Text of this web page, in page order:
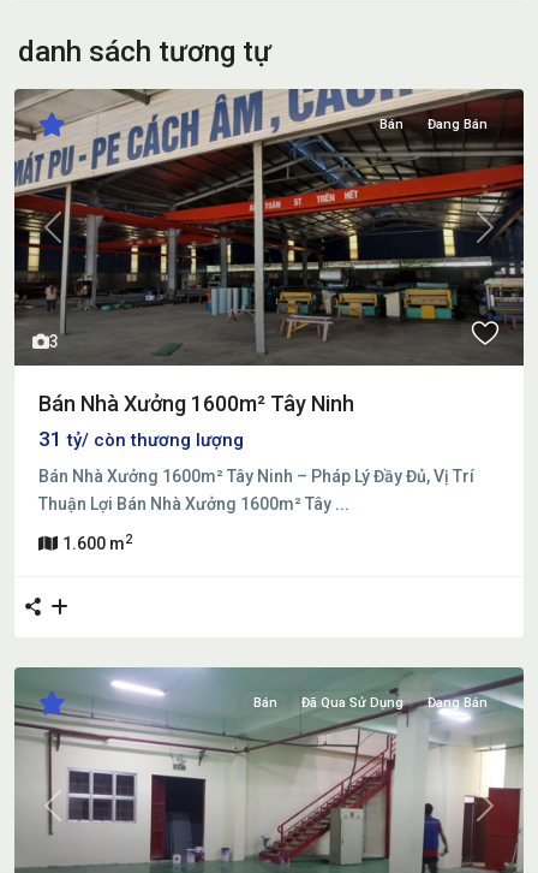
danh sách tương tự
3
Previous Next
Bán Đang Bán
Bán Nhà Xưởng 1600m² Tây Ninh
31tỷ/ còn thương lượng
Bán Nhà Xưởng 1600m² Tây Ninh – Pháp Lý Đầy Đủ, Vị Trí
Thuận Lợi Bán Nhà Xưởng 1600m² Tây ...
1.600 m2
Previous Next
Bán Đã Qua Sử Dụng Đang Bán